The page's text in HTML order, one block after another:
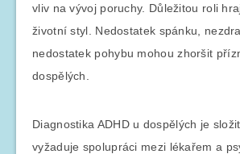
vliv na vývoj poruchy. Důležitou roli
životní styl. Nedostatek spánku,
nedostatek pohybu mohou zhoršit
dospělých.
Diagnostika ADHD u dospělých je
vyžaduje spolupráci mezi lékařem a